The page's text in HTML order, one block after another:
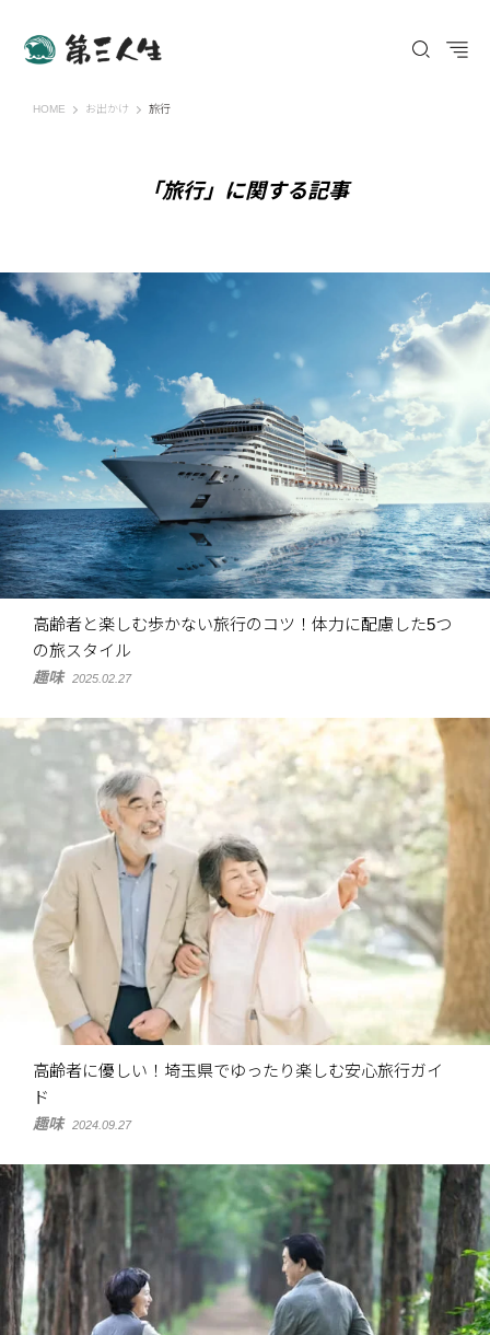
HOME 第三人生 〜寄り道の歩き方〜
お出かけ 旅行
「旅行」に関する記事
高齢者と楽しむ歩かない旅行のコツ！体力に配慮した5つ
の旅スタイル
趣味 2025.02.27
高齢者に優しい！埼玉県でゆったり楽しむ安心旅行ガイ
ド
趣味 2024.09.27